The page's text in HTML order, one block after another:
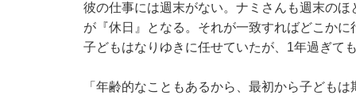
彼の仕事には週末がない。ナミさんも週末のほ
が『休日』となる。それが一致すればどこか
子どもはなりゆきに任せていたが、1年過ぎて
「年齢的なこともあるから、最初から子ども